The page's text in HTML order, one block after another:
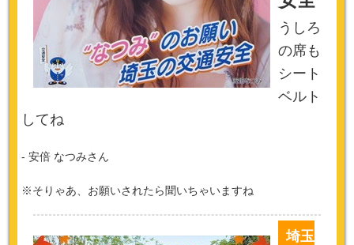
うしろ
の席も
シート
ベルト
してね
- 安倍 なつみさん
※そりゃあ、お願いされたら聞いちゃいますね
埼玉